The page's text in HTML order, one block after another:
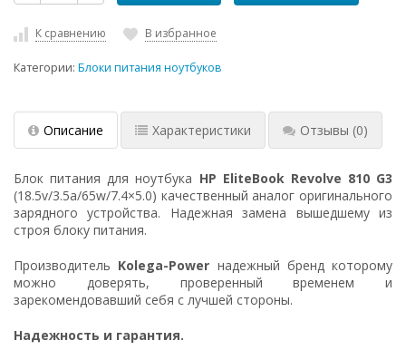
К сравнению В избранное
Категории: Блоки питания ноутбуков
Описание Характеристики Отзывы (0)
Блок питания для ноутбука HP EliteBook Revolve 810 G3
(18.5v/3.5a/65w/7.4×5.0) качественный аналог оригинального
зарядного устройства. Надежная замена вышедшему из
строя блоку питания.
Производитель Kolega-Power надежный бренд которому
можно доверять, проверенный временем и
зарекомендовавший себя с лучшей стороны.
Надежность и гарантия.